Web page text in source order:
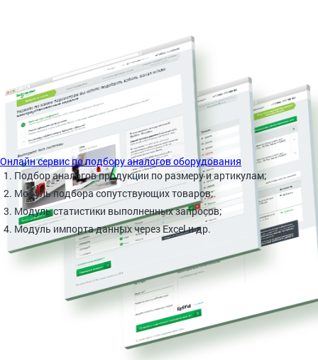
Онлайн сервис по подбору аналогов оборудования
Подбор аналогов продукции по размеру и артикулам;
Модуль подбора сопутствующих товаров;
Модуль статистики выполненных запросов;
Модуль импорта данных через Excel и др.